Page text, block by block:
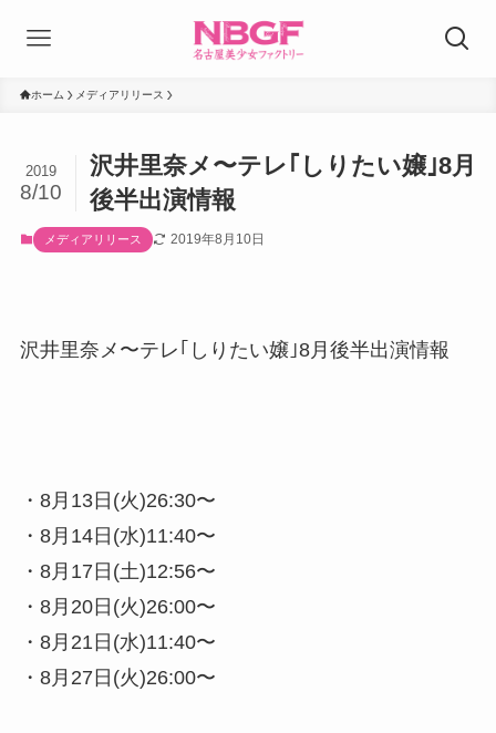
ホーム メディアリリース
沢井里奈メ〜テレ｢しりたい嬢｣8月
後半出演情報
2019
8/10
メディアリリース 2019年8月10日
沢井里奈メ〜テレ｢しりたい嬢｣8月後半出演情報
・8月13日(火)26:30〜
・8月14日(水)11:40〜
・8月17日(土)12:56〜
・8月20日(火)26:00〜
・8月21日(水)11:40〜
・8月27日(火)26:00〜